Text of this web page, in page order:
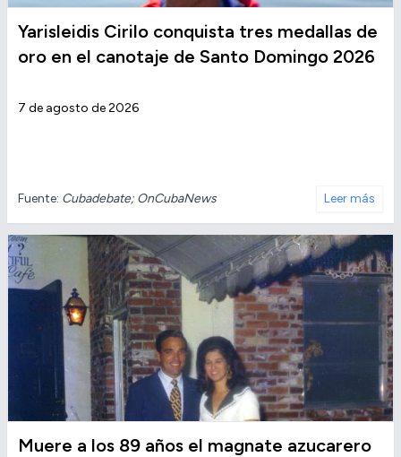
Yarisleidis Cirilo conquista tres medallas de
oro en el canotaje de Santo Domingo 2026
7 de agosto de 2026
Fuente: Cubadebate; OnCubaNews Leer más
Muere a los 89 años el magnate azucarero